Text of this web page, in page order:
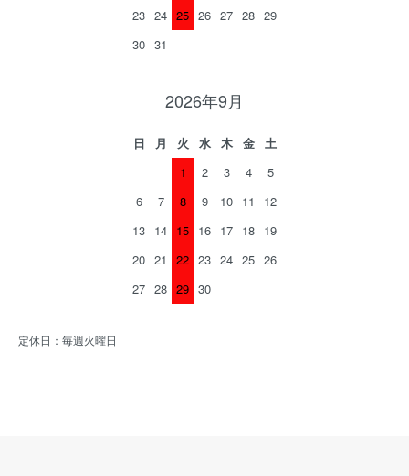
23 24 25 26 27 28 29
30 31
2026年9月
日 月 火 水 木 金
土
1
2 3 4
5
6
7 8 9 10 11
12
13 14 15 16 17 18 19
20 21 22 23 24 25 26
27 28 29 30
定休日：毎週火曜日